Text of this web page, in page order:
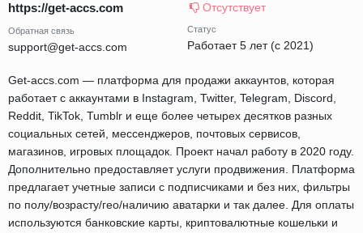
https://get-accs.com
Обратная связь
support@get-accs.com
Отсутствует
Статус
Работает 5 лет (с 2021)
Get-accs.com — платформа для продажи аккаунтов, которая
работает с аккаунтами в Instagram, Twitter, Telegram, Discord,
Reddit, TikTok, Tumblr и еще более четырех десятков разных
социальных сетей, мессенджеров, почтовых сервисов,
магазинов, игровых площадок. Проект начал работу в 2020 году.
Дополнительно предоставляет услуги продвижения. Платформа
предлагает учетные записи с подписчиками и без них, фильтры
по полу/возрасту/гео/наличию аватарки и так далее. Для оплаты
используются банковские карты, криптовалютные кошельки и